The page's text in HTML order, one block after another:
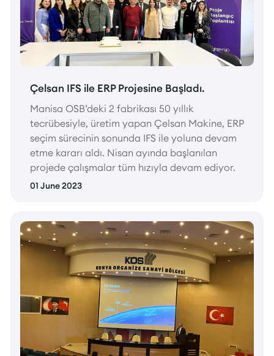
Çelsan IFS ile ERP Projesine Başladı.
Manisa OSB’deki 2 fabrikası 50 yıllık
tecrübesiyle, üretim yapan Çelsan Makine, ERP
seçim sürecinin sonunda IFS ile yoluna devam
etme kararı aldı. Nisan ayında başlanılan
projede çalışmalar tüm hızıyla devam ediyor.
01 June 2023